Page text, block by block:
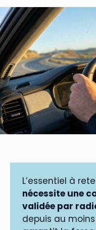
L’essentiel à
nécessite une
validée par
depuis au